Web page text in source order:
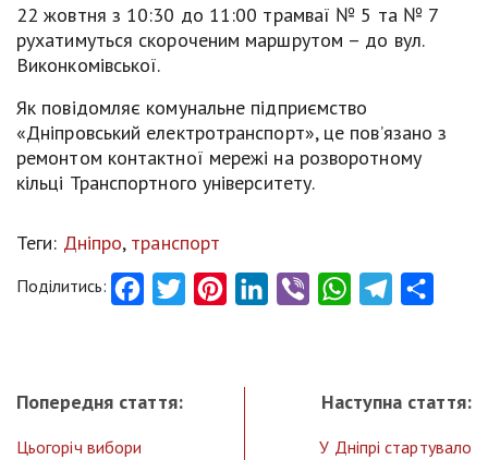
22 жовтня з 10:30 до 11:00 трамваї № 5 та № 7
рухатимуться скороченим маршрутом – до вул.
Виконкомівської.
Як повідомляє комунальне підприємство
«Дніпровський електротранспорт», це пов’язано з
ремонтом контактної мережі на розворотному
кільці Транспортного університету.
Теги: Дніпро, транспорт
Поділитись: FacebookTwitter PinterestLinkedInViber WhatsAppTelegram
Попередня стаття:
Цьогоріч вибори
Наступна стаття:
У Дніпрі стартувало